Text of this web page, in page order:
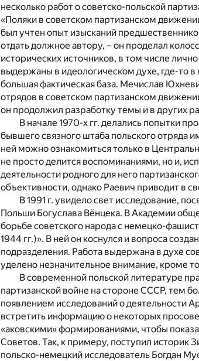
несколько работ о советско-польской
«Поляки в советском партизанском
был учтен опыт изысканий
отдать должное автору, – он проделал
исторических источников, в том числе
выдержаны в идеологическом духе, где-то
большая фактическая база. Мечислав
отрядов в советском партизанском
он продолжил разработку темы и в других
В начале 1970-х гг. делались попытки
бывшего связного штаба польского отряда
ней можно ознакомиться только в
не просто делится воспоминаниями, но и,
деятельности родного для него
объективности, однако Раевич приводит в
В 1991 г. увидело свет исследование,
Польши Богуслава Вёнцека. В Академии
борьбе советского народа с немецко-
1944 гг.)». В ней он коснулся и вопроса
подразделения. Работа выдержана в духе
уделено незначительное внимание, кроме
В современной польской литературе
партизанской войне на стороне СССР, тем
появлением исследований о деятельности
встретить информацию о некоторых
«аковскими» формированиями, чтобы
Советов. Так, к примеру, поступил историк
польско-немецкий исследователь Богдан